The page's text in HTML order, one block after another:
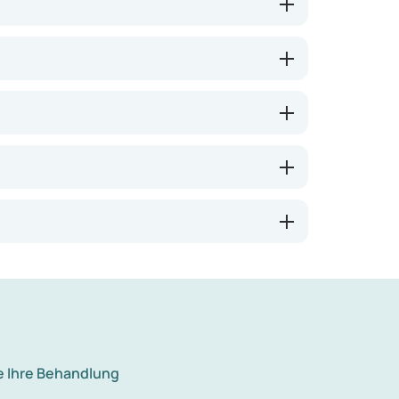
Ihre Behandlung